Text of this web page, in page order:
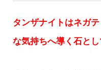
タンザナイトはネガ
な気持ちへ導く石とし